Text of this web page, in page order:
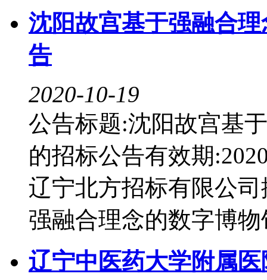
沈阳故宫基于强融合
告
2020-10-19
公告标题:沈阳故宫基
的招标公告有效期
辽宁北方招标有限公
强融合理念的数字博
辽宁中医药大学附属